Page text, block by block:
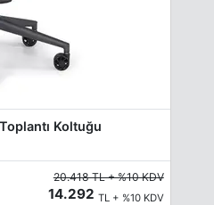
Koltuğu
20.418 TL + %10 KDV
14.292 TL + %10 KDV